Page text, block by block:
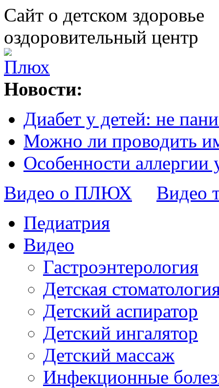
Сайт о детском здоровье
оздоровительный центр
Новости:
Диабет у детей: не
Можно ли проводить
Особенности аллергии
Видео о ПЛЮХ
Видео
Педиатрия
Видео
Гастроэнтерология
Детская
Детский аспиратор
Детский ингалятор
Детский массаж
Инфекционные